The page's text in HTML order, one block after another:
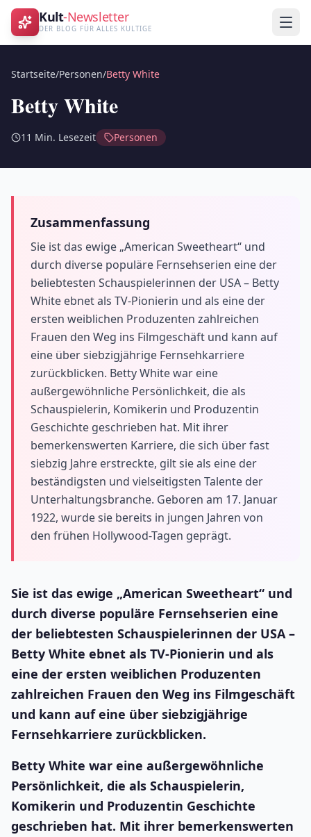
Kult-Newsletter
DER BLOG FÜR ALLES KULTIGE
Startseite/Personen/Betty White
Betty White
11 Min. Lesezeit Personen
Zusammenfassung
Sie ist das ewige „American Sweetheart“ und
durch diverse populäre Fernsehserien eine der
beliebtesten Schauspielerinnen der USA – Betty
White ebnet als TV-Pionierin und als eine der
ersten weiblichen Produzenten zahlreichen
Frauen den Weg ins Filmgeschäft und kann auf
eine über siebzigjährige Fernsehkarriere
zurückblicken. Betty White war eine
außergewöhnliche Persönlichkeit, die als
Schauspielerin, Komikerin und Produzentin
Geschichte geschrieben hat. Mit ihrer
bemerkenswerten Karriere, die sich über fast
siebzig Jahre erstreckte, gilt sie als eine der
beständigsten und vielseitigsten Talente der
Unterhaltungsbranche. Geboren am 17. Januar
1922, wurde sie bereits in jungen Jahren von
den frühen Hollywood-Tagen geprägt.
Sie ist das ewige „American Sweetheart“ und
durch diverse populäre Fernsehserien eine
der beliebtesten Schauspielerinnen der USA –
Betty White ebnet als TV-Pionierin und als
eine der ersten weiblichen Produzenten
zahlreichen Frauen den Weg ins Filmgeschäft
und kann auf eine über siebzigjährige
Fernsehkarriere zurückblicken.
Betty White war eine außergewöhnliche
Persönlichkeit, die als Schauspielerin,
Komikerin und Produzentin Geschichte
geschrieben hat. Mit ihrer bemerkenswerten